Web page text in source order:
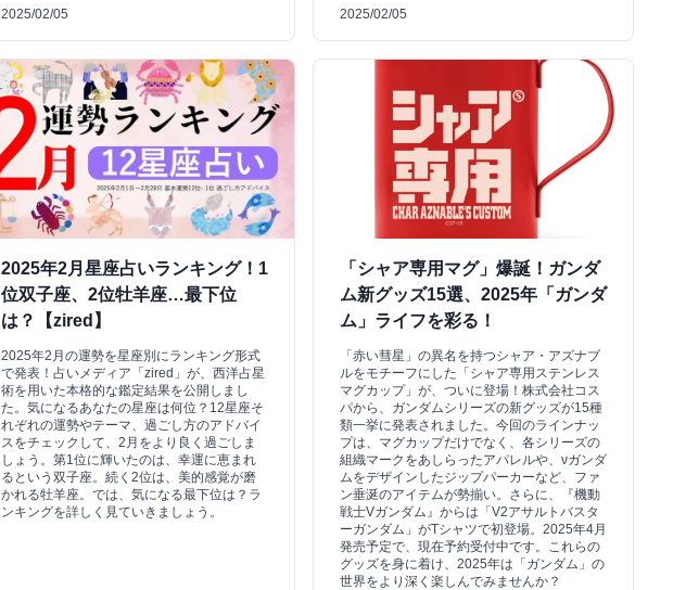
2025/02/05 2025/02/05
2025年2月星座占いランキング！1
位双子座、2位牡羊座…最下位
は？【zired】
2025年2月の運勢を星座別にランキング形式
で発表！占いメディア「zired」が、西洋占星
術を用いた本格的な鑑定結果を公開しまし
た。気になるあなたの星座は何位？12星座そ
れぞれの運勢やテーマ、過ごし方のアドバイ
スをチェックして、2月をより良く過ごしま
しょう。第1位に輝いたのは、幸運に恵まれ
るという双子座。続く2位は、美的感覚が磨
かれる牡羊座。では、気になる最下位は？ラ
ンキングを詳しく見ていきましょう。
「シャア専用マグ」爆誕！ガンダ
ム新グッズ15選、2025年「ガンダ
ム」ライフを彩る！
「赤い彗星」の異名を持つシャア・アズナブ
ルをモチーフにした「シャア専用ステンレス
マグカップ」が、ついに登場！株式会社コス
パから、ガンダムシリーズの新グッズが15種
類一挙に発表されました。今回のラインナッ
プは、マグカップだけでなく、各シリーズの
組織マークをあしらったアパレルや、νガンダ
ムをデザインしたジップパーカーなど、ファ
ン垂涎のアイテムが勢揃い。さらに、『機動
戦士Vガンダム』からは「V2アサルトバスタ
ーガンダム」がTシャツで初登場。2025年4月
発売予定で、現在予約受付中です。これらの
グッズを身に着け、2025年は「ガンダム」の
世界をより深く楽しんでみませんか？